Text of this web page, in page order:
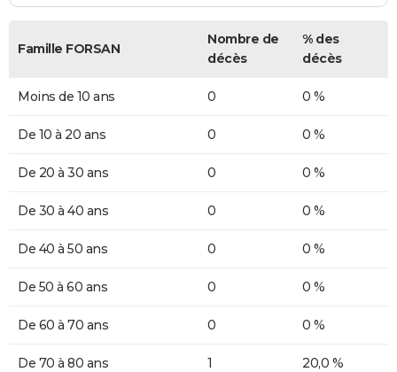
Famille FORSAN
Nombre de
décès
% des
décès
Moins de 10 ans 0 0 %
De 10 à 20 ans 0 0 %
De 20 à 30 ans 0 0 %
De 30 à 40 ans 0 0 %
De 40 à 50 ans 0 0 %
De 50 à 60 ans 0 0 %
De 60 à 70 ans 0 0 %
De 70 à 80 ans 1 20,0 %